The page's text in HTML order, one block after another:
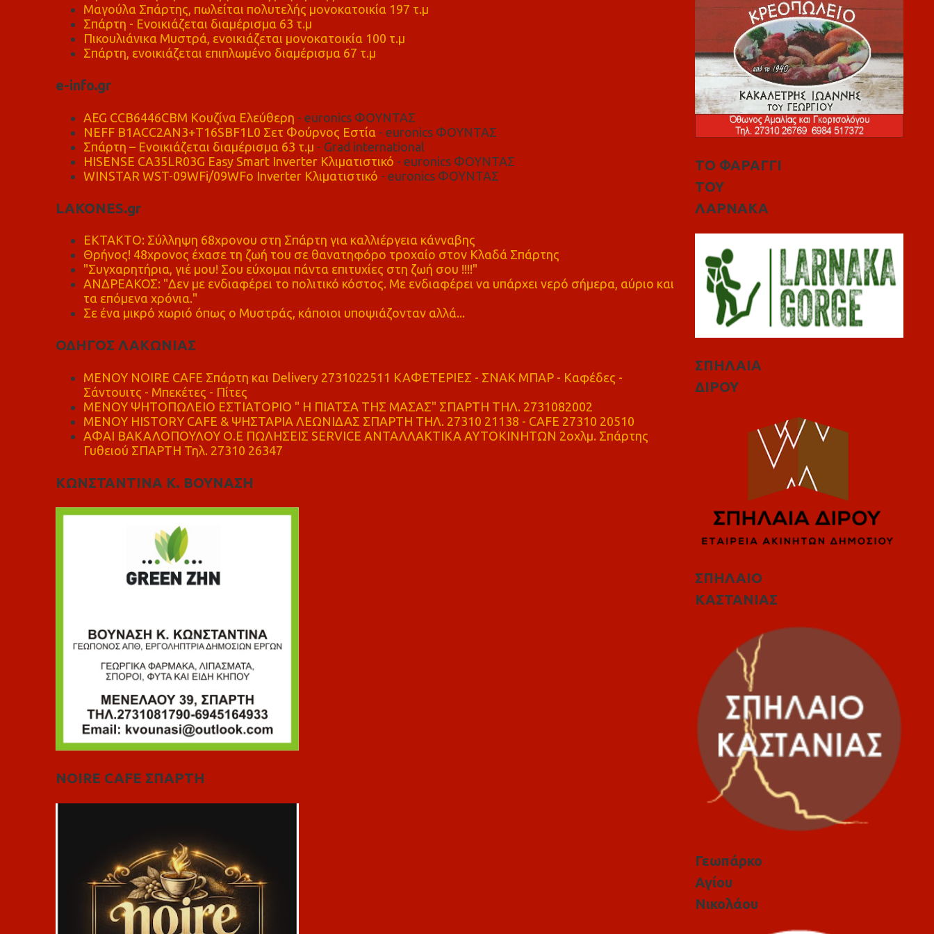
Μαγούλα Σπάρτης, πωλείται πολυτελής μονοκατοικία 197 τ.μ
Σπάρτη - Ενοικιάζεται διαμέρισμα 63 τ.μ
Πικουλιάνικα Μυστρά, ενοικιάζεται μονοκατοικία 100 τ.μ
Σπάρτη, ενοικιάζεται επιπλωμένο διαμέρισμα 67 τ.μ
e-info.gr
AEG CCB6446CBM Κουζίνα Ελεύθερη - euronics ΦΟΥΝΤΑΣ
NEFF B1ACC2AN3+T16SBF1L0 Σετ Φούρνος Εστία - euronics ΦΟΥΝΤΑΣ
Σπάρτη – Ενοικιάζεται διαμέρισμα 63 τ.μ - Grad international
HISENSE CA35LR03G Easy Smart Inverter Κλιματιστικό - euronics ΦΟΥΝΤΑΣ
WINSTAR WST-09WFi/09WFo Inverter Κλιματιστικό - euronics ΦΟΥΝΤΑΣ
LAKONES.gr
ΕΚΤΑΚΤΟ: Σύλληψη 68χρονου στη Σπάρτη για καλλιέργεια κάνναβης
Θρήνος! 48χρονος έχασε τη ζωή του σε θανατηφόρο τροχαίο στον Κλαδά Σπάρτης
"Συγχαρητήρια, γιέ μου! Σου εύχομαι πάντα επιτυχίες στη ζωή σου !!!!"
ΑΝΔΡΕΑΚΟΣ: "Δεν με ενδιαφέρει το πολιτικό κόστος. Με ενδιαφέρει να υπάρχει νερό σήμερα, αύριο και
τα επόμενα χρόνια."
Σε ένα μικρό χωριό όπως ο Μυστράς, κάποιοι υποψιάζονταν αλλά...
ΟΔΗΓΟΣ ΛΑΚΩΝΙΑΣ
MENOY NOIRE CAFE Σπάρτη και Delivery 2731022511 ΚΑΦΕΤΕΡΙΕΣ - ΣΝΑΚ ΜΠΑΡ - Καφέδες -
Σάντουιτς - Μπεκέτες - Πίτες
ΜΕΝΟΥ ΨΗΤΟΠΩΛΕΙΟ ΕΣΤΙΑΤΟΡΙΟ " Η ΠΙΑΤΣΑ ΤΗΣ ΜΑΣΑΣ" ΣΠΑΡΤΗ ΤΗΛ. 2731082002
ΜΕΝΟΥ HISTORY CAFE & ΨΗΣΤΑΡΙΑ ΛΕΩΝΙΔΑΣ ΣΠΑΡΤΗ ΤΗΛ. 27310 21138 - CAFE 27310 20510
ΑΦΑΙ ΒΑΚΑΛΟΠΟΥΛΟΥ Ο.Ε ΠΩΛΗΣΕΙΣ SERVICE ΑΝΤΑΛΛΑΚΤΙΚΑ ΑΥΤΟΚΙΝΗΤΩΝ 2οχλμ. Σπάρτης
Γυθειού ΣΠΑΡΤΗ Τηλ. 27310 26347
ΚΩΝΣΤΑΝΤΙΝΑ Κ. ΒΟΥΝΑΣΗ
NOIRE CAFE ΣΠΑΡΤΗ
ΤΟ ΦΑΡΑΓΓΙ
ΤΟΥ
ΛΑΡΝΑΚΑ
ΣΠΗΛΑΙΑ
ΔΙΡΟΥ
ΣΠΗΛΑΙΟ
ΚΑΣΤΑΝΙΑΣ
Γεωπάρκο
Αγίου
Νικολάου